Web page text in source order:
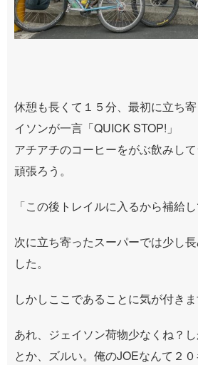
休憩も長くて１５分、最初に立ち
イソンが一言「QUICK STOP!」
アチアチのコーヒーをがぶ飲みして
頑張ろう。
「この後トレイルに入るから補給し
次に立ち寄ったスーパーでは少し
した。
しかしここであることに気が付きま
あれ、ジェイソン荷物少なくね？
とか、ズルい。俺のJOEなんて２０